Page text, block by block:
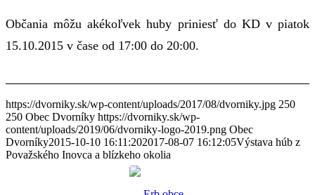
Občania môžu akékoľvek huby priniesť do KD v piatok
15.10.2015 v čase od 17:00 do 20:00.
https://dvorniky.sk/wp-content/uploads/2017/08/dvorniky.jpg 250
250 Obec Dvorníky https://dvorniky.sk/wp-
content/uploads/2019/06/dvorniky-logo-2019.png Obec
Dvorníky2015-10-10 16:11:202017-08-07 16:12:05Výstava húb z
Považského Inovca a blízkeho okolia